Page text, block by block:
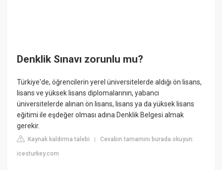
Denklik Sınavı zorunlu mu?
Türkiye'de, öğrencilerin yerel üniversitelerde aldığı ön lisans,
lisans ve yüksek lisans diplomalarının, yabancı
üniversitelerde alınan ön lisans, lisans ya da yüksek lisans
eğitimi ile eşdeğer olması adına Denklik Belgesi almak
gerekir.
Kaynak kaldırma talebi |Cevabın tamamını burada okuyun:
icesturkey.com